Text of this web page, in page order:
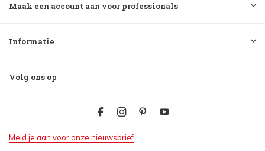
Maak een account aan voor professionals
Informatie
Volg ons op
Meld je aan voor onze nieuwsbrief